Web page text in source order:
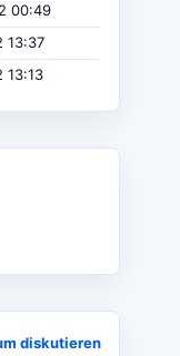
00:49
13:37
13:13
diskutieren